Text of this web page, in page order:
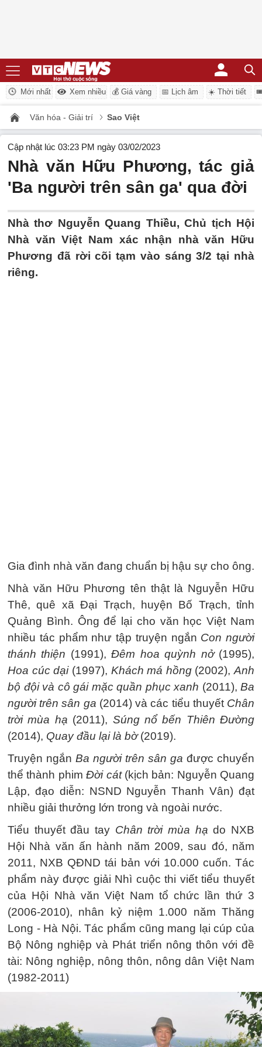
Mới nhất Xem nhiều 💰 Giá vàng 📅 Lịch âm ☀️ Thời tiết
Văn hóa - Giải trí Sao Việt
Cập nhật lúc 03:23 PM ngày 03/02/2023
Nhà văn Hữu Phương, tác giả
'Ba người trên sân ga' qua đời
Nhà thơ Nguyễn Quang Thiều, Chủ tịch Hội
Nhà văn Việt Nam xác nhận nhà văn Hữu
Phương đã rời cõi tạm vào sáng 3/2 tại nhà
riêng.
Gia đình nhà văn đang chuẩn bị hậu sự cho ông.
Nhà văn Hữu Phương tên thật là Nguyễn Hữu
Thê, quê xã Đại Trạch, huyện Bố Trạch, tỉnh
Quảng Bình. Ông để lại cho văn học Việt Nam
nhiều tác phẩm như tập truyện ngắn Con người
thánh thiện (1991),Đêm hoa quỳnh nở(1995),
Hoa cúc dại(1997), Khách má hồng(2002), Anh
bộ đội và cô gái mặc quần phục xanh (2011), Ba
người trên sân ga (2014) và các tiểu thuyết Chân
trời mùa hạ (2011), Súng nổ bến Thiên Đường
(2014), Quay đầu lại là bờ(2019).
Truyện ngắn Ba người trên sân ga được chuyển
thể thành phimĐời cát(kịch bản: Nguyễn Quang
Lập, đạo diễn: NSND Nguyễn Thanh Vân) đạt
nhiều giải thưởng lớn trong và ngoài nước.
Tiểu thuyết đầu tay Chân trời mùa hạ do NXB
Hội Nhà văn ấn hành năm 2009, sau đó, năm
2011, NXB QĐND tái bản với 10.000 cuốn. Tác
phẩm này được giải Nhì cuộc thi viết tiểu thuyết
của Hội Nhà văn Việt Nam tổ chức lần thứ 3
(2006-2010), nhân kỷ niệm 1.000 năm Thăng
Long - Hà Nội. Tác phẩm cũng mang lại cúp của
Bộ Nông nghiệp và Phát triển nông thôn với đề
tài: Nông nghiệp, nông thôn, nông dân Việt Nam
(1982-2011)